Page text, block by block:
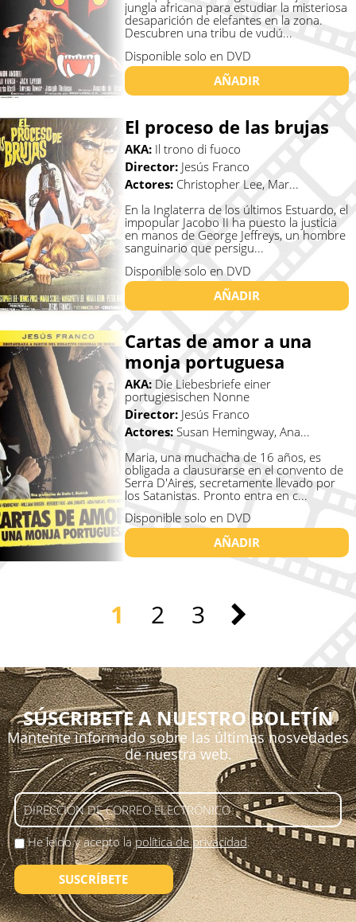
jungla africana para estudiar la misteriosa
desaparición de elefantes en la zona.
Descubren una tribu de vudú...
Disponible solo en DVD
AÑADIR
El proceso de las brujas
AKA: Il trono di fuoco
Director: Jesús Franco
Actores: Christopher Lee, Mar...
En la Inglaterra de los últimos Estuardo, el
impopular Jacobo II ha puesto la justicia
en manos de George Jeffreys, un hombre
sanguinario que persigu...
Disponible solo en DVD
AÑADIR
Cartas de amor a una
monja portuguesa
AKA: Die Liebesbriefe einer
portugiesischen Nonne
Director: Jesús Franco
Actores: Susan Hemingway, Ana...
Maria, una muchacha de 16 años, es
obligada a clausurarse en el convento de
Serra D'Aires, secretamente llevado por
los Satanistas. Pronto entra en c...
Disponible solo en DVD
AÑADIR
1 2 3
SÚSCRIBETE A NUESTRO BOLETÍN
Mantente informado sobre las últimas nosvedades
de nuestra web.
He leído y acepto lapolítica de privacidad.
SUSCRÍBETE